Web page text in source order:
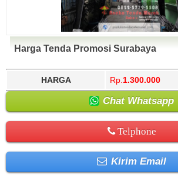
Harga Tenda Promosi Surabaya
HARGA Rp. 1.300.000
Chat Whatsapp
Telphone
Kirim Email